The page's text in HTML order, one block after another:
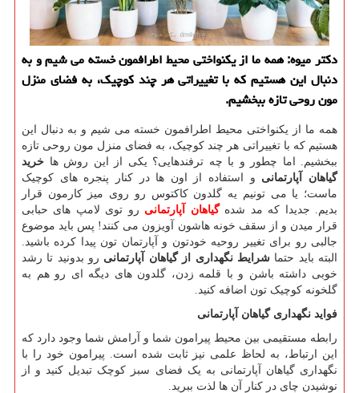
دكتر میوه: همه ما از یكنواختی محیط اطرافمون خسته می شیم و به
دنبال این هستیم كه با تغییراتی هر چند كوچیك، به فضای منزل
مون روحی تازه ببخشیم.
همه ما از یکنواختی محیط اطرافمون خسته می شیم و به دنبال این
هستیم که با تغییراتی هر چند کوچیک، به فضای منزل مون روحی تازه
ببخشیم. اما چطور و با چه ترفندهایی؟ یکی از این روش ها خرید
گیاهان آپارتمانی و استفاده از اون ها در کنار پنجره های کوچیک
ماست؛ یا می تونیم یه گلدون کاکتوس رو روی میز کارمون قرار
بدیم. جدیدا که مد شدهگیاهان آپارتمانی رو توی لامپ های حبابی
قرار میدن و از سقف خونه هاشون آویزون می کنند! پس باید موضوع
جالبی رو برای تغییر روحیه خودتون و آپارتمان تون پیدا کرده باشید.
البته باید حتماشرایط نگهداری از گیاهان آپارتمانی رو بدونید تا رشد
خوبی داشته باشن و با قلمه زدن، گلدون های دیگه ای رو هم به
گلخونه کوچیک تون اضافه کنید.
فواید نگهداری گیاهان آپارتمانی
رابطه مستقیمی بین محیط پیرامون شما و آرامش شما وجود دارد که
این ارتباط، به لحاظ علمی نیز ثابت شده است. پیرامون خود را با
نگهداری گیاهان آپارتمانی به یک فضای سبز کوچک تبدیل کنید و از
نوشیدن چای در کنار آن ها لذت ببرید.